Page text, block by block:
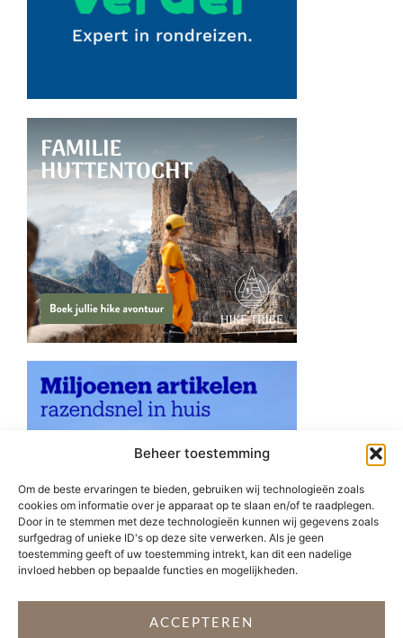
Beheer toestemming
Om de beste ervaringen te bieden, gebruiken wij technologieën zoals
cookies om informatie over je apparaat op te slaan en/of te raadplegen.
Door in te stemmen met deze technologieën kunnen wij gegevens zoals
surfgedrag of unieke ID's op deze site verwerken. Als je geen
toestemming geeft of uw toestemming intrekt, kan dit een nadelige
invloed hebben op bepaalde functies en mogelijkheden.
ACCEPTEREN